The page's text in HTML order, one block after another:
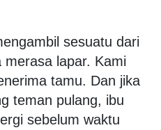
sesuatu dari
merasa lapar. Kami
tamu. Dan jika
teman pulang, ibu
sebelum waktu